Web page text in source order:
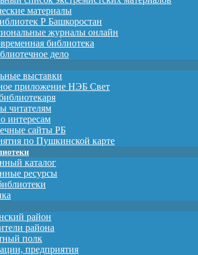
материалы
Р Башкоростан
журналы онлайн
библиотека
дело
выставки
приложение НЭБ Свет
читателям
интересам
сайты РБ
по Пушкинской карте
каталог
ресурсы
район
района
полк
предприятия